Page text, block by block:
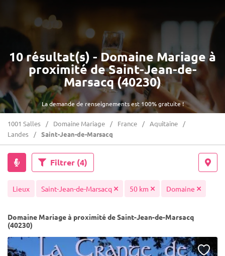
La demande de renseignements est 100% gratuite !
10 résultat(s) - Domaine Mariage à
proximité de Saint-Jean-de-
Marsacq (40230)
1001 Salles Domaine Mariage France
Aquitaine
Landes
Saint-Jean-de-Marsacq
Filtrer (4)
Lieux Saint-Jean-de-Marsacq 50 km Domaine
Domaine Mariage à proximité de Saint-Jean-de-Marsacq
(40230)